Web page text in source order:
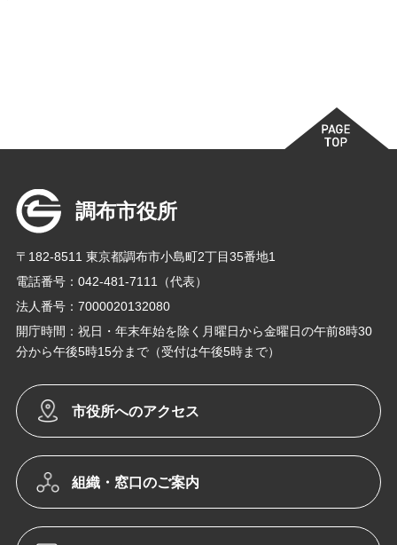
調布市役所
〒182-8511 東京都調布市小島町2丁目35番地1
電話番号：042-481-7111（代表）
法人番号：7000020132080
開庁時間：祝日・年末年始を除く月曜日から金曜日の午前8時30
分から午後5時15分まで（受付は午後5時まで）
市役所へのアクセス
組織・窓口のご案内